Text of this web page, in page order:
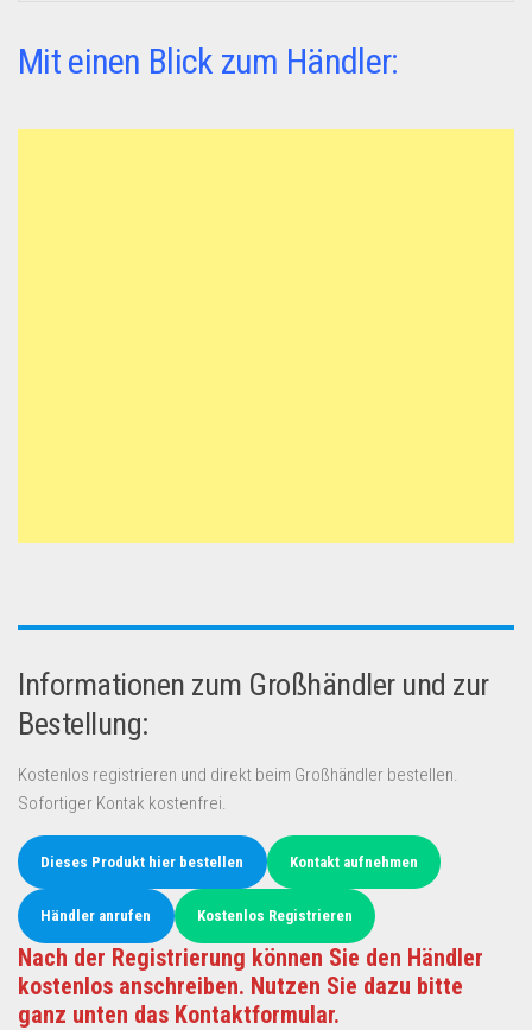
Kostenlos verkaufen
Mit einen Blick zum Händler:
Informationen zum Großhändler und zur
Bestellung:
Kostenlos registrieren und direkt beim Großhändler bestellen.
Sofortiger Kontak kostenfrei.
Dieses Produkt hier bestellen Kontakt aufnehmen
Händler anrufen Kostenlos Registrieren
Nach der Registrierung können Sie den Händler
kostenlos anschreiben. Nutzen Sie dazu bitte
ganz unten das Kontaktformular.